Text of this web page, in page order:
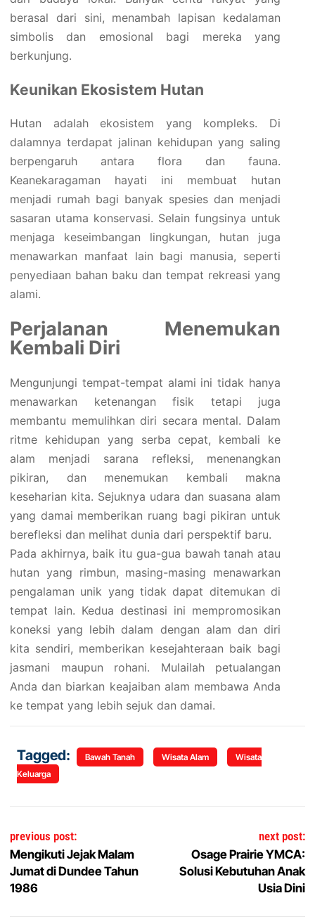
berasal dari sini, menambah lapisan kedalaman
simbolis dan emosional bagi mereka yang
berkunjung.
Keunikan Ekosistem Hutan
Hutan adalah ekosistem yang kompleks. Di
dalamnya terdapat jalinan kehidupan yang saling
berpengaruh antara flora dan fauna.
Keanekaragaman hayati ini membuat hutan
menjadi rumah bagi banyak spesies dan menjadi
sasaran utama konservasi. Selain fungsinya untuk
menjaga keseimbangan lingkungan, hutan juga
menawarkan manfaat lain bagi manusia, seperti
penyediaan bahan baku dan tempat rekreasi yang
alami.
Perjalanan Menemukan
Kembali Diri
Mengunjungi tempat-tempat alami ini tidak hanya
menawarkan ketenangan fisik tetapi juga
membantu memulihkan diri secara mental. Dalam
ritme kehidupan yang serba cepat, kembali ke
alam menjadi sarana refleksi, menenangkan
pikiran, dan menemukan kembali makna
keseharian kita. Sejuknya udara dan suasana alam
yang damai memberikan ruang bagi pikiran untuk
berefleksi dan melihat dunia dari perspektif baru.
Pada akhirnya, baik itu gua-gua bawah tanah atau
hutan yang rimbun, masing-masing menawarkan
pengalaman unik yang tidak dapat ditemukan di
tempat lain. Kedua destinasi ini mempromosikan
koneksi yang lebih dalam dengan alam dan diri
kita sendiri, memberikan kesejahteraan baik bagi
jasmani maupun rohani. Mulailah petualangan
Anda dan biarkan keajaiban alam membawa Anda
ke tempat yang lebih sejuk dan damai.
Tagged: Bawah Tanah Wisata Alam
Wisata
Keluarga
Post navigation
previous post:
Mengikuti Jejak Malam
Jumat di Dundee Tahun
1986
next post:
Osage Prairie YMCA:
Solusi Kebutuhan Anak
Usia Dini